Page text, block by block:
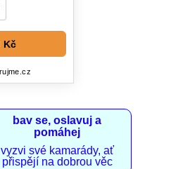
bav se, oslavuj a
pomáhej
vyzvi své kamarády, ať
přispějí na dobrou věc